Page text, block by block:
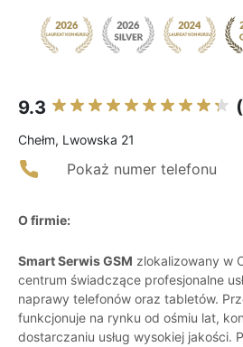
9.3
Chełm, Lwowska 21
Pokaż numer telefonu
O firmie:
Smart Serwis GSM zlokalizowany w
centrum świadczące profesjonalne
naprawy telefonów oraz tabletów.
funkcjonuje na rynku od ośmiu lat,
dostarczaniu usług wysokiej jakości.